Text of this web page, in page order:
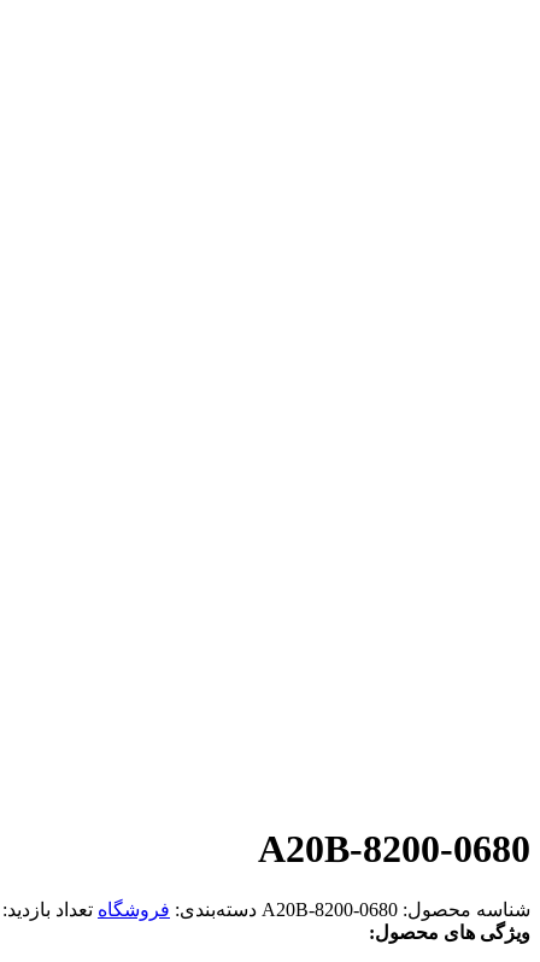
A20B-8200-0680
شناسه محصول: A20B-8200-0680 دسته‌بندی: فروشگاه تعداد بازدید:
ویژگی های محصول: